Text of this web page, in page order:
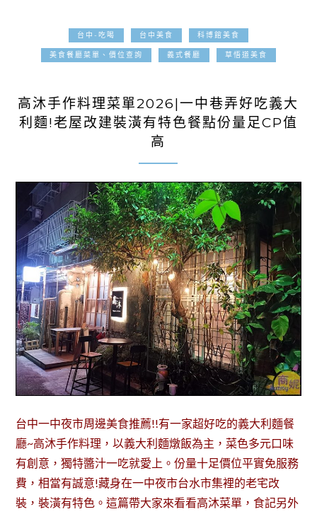
台中-吃喝 台中美食 科博館美食
美食餐廳菜單、價位查詢 義式餐廳 草悟道美食
高沐手作料理菜單2026|一中巷弄好吃義大
利麵!老屋改建裝潢有特色餐點份量足CP值
高
台中一中夜市周邊美食推薦!!有一家超好吃的義大利麵餐
廳~高沐手作料理，以義大利麵燉飯為主，菜色多元口味
有創意，獨特醬汁一吃就愛上。份量十足價位平實免服務
費，相當有誠意!藏身在一中夜市台水市集裡的老宅改
裝，裝潢有特色。這篇帶大家來看看高沐菜單，食記另外